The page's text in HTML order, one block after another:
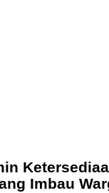
Imbau